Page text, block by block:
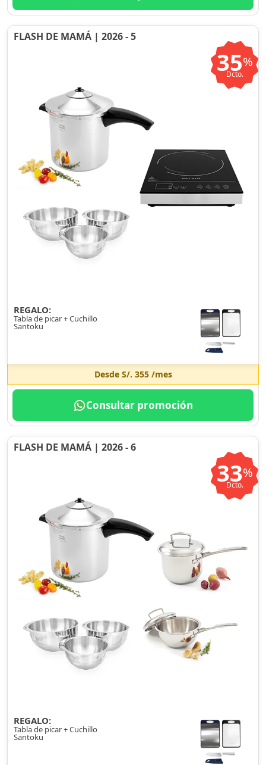
FLASH DE MAMÁ | 2026 - 5
35%
Dcto.
REGALO:
Tabla de picar + Cuchillo
Santoku
Desde S/. 355/mes
Consultar promoción
FLASH DE MAMÁ | 2026 - 6
33%
Dcto.
REGALO:
Tabla de picar + Cuchillo
Santoku